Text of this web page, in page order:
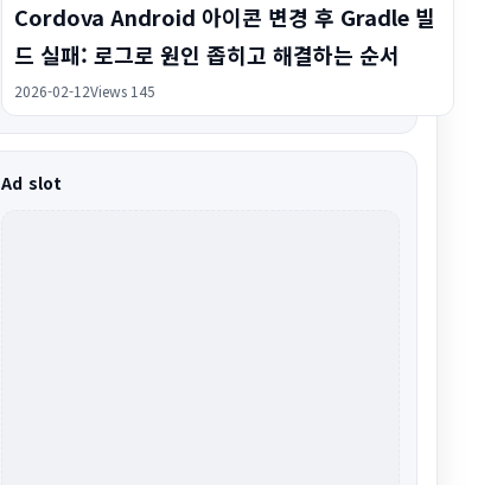
Cordova Android 아이콘 변경 후 Gradle 빌
드 실패: 로그로 원인 좁히고 해결하는 순서
2026-02-12Views 145
Ad slot